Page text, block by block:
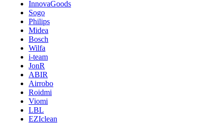
InnovaGoods
Sogo
Philips
Midea
Bosch
Wilfa
i-team
JonR
ABIR
Airrobo
Roidmi
Viomi
LBL
EZIclean